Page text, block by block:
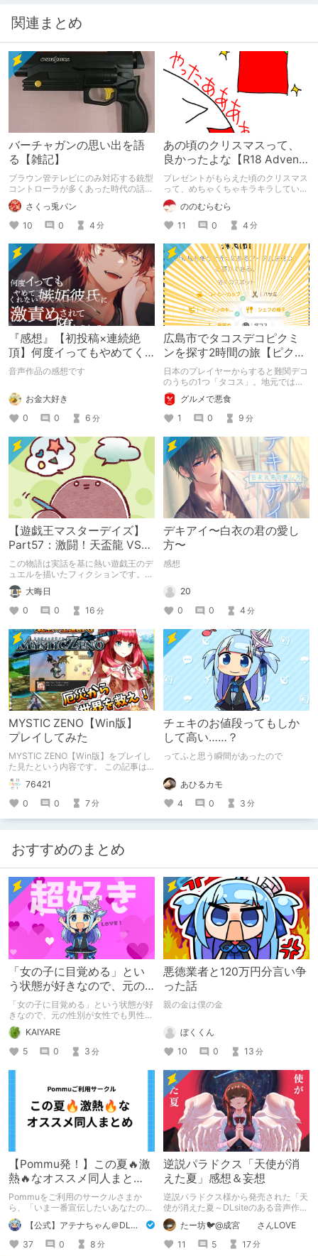
関連まとめ
バーチャガンの思い出を語
る【雑記】
ブラウン管テレビにのみ対応する銃型
コントローラが多くあった時代の話、
セガサターンの「バーチャガン」につ
いての思い出を綴る雑記です。
さくっ兎パン
10
0 4 分
あの頃のクリスマスって、
良かったよな【R18 Advent
Calendar 2024】
プレゼントがもらえた頃のクリスマス
って、めちゃくちゃキラキラしていま
したよね。あの頃のワクワク感を返し
て欲しい。DLチャンネルR18 Advent
Calendar 2024の12/25分の記事で
す。
ののむらむら
11
0 4 分
『感想』【初投稿×連続絶
頂】何度イってもやめてく
れない嫉妬彼氏に激責めさ
音声作品の感想です
お金大好き
0
0 6 分
広島市でタコスデコピクミ
ンを探す2時間の旅【ピクミ
ンブルーム / Pikmin
Bloom】
日本のプレイヤーからすると難関デコ
のうちの1つ「タコス」。地元では見
つけられなかった男が広島で探す旅を
お送りします。ねくすと5月のテーマ
「お出かけの記録」。
グルメで悪食
1
0 9 分
【遊戯王マスターデイズ】
Part57：激闘！天盃龍 VS
千年D【架空デュエル】
この物語は実話を基に熱い遊戯王のデ
ュエルを描いたフィクションです。
（自分用メモ：2025-05-14）
大晦日
0
0 16 分
デキアイ〜白衣の君の愛し
方〜
感想
20
0
0 4 分
MYSTIC ZENO【Win版】
プレイしてみた
MYSTIC ZENO【Win版】をプレイし
た見たという内容です。 この記事は
通常のクリエイターズ記事です。
76421
0
0 7分
チェキのお値段ってもしか
して高い……？
ってふと思う瞬間があったので
あひるカモ
4
0 3 分
おすすめのまとめ
「女の子に目覚める」とい
う状態が好きなので、元の
性別が女性でも男性でも問
題ない話
「女の子に目覚める」という状態が好
きなので、元の性別が女性でも男性で
も問題ない話
KAIYARE
5
0 3 分
悪徳業者と120万円分言い争
った話
親の金は僕の金
ぼくくん
10
0 13 分
【Pommu発！】この夏🔥激
熱🔥なオススメ同人まと
め！ その1
Pommuをご利用のサークルさまか
ら、「いま一番宣伝したいあなたの
DLsite作品」を募りました！ この夏
🔥激熱🔥な作品ばかり！あなたがまだ
出会っていない、運命の作品が見つか
るかも！
【公式】アテナちゃん＠DLチャンネル
37
0 8 分
逆説パラドクス「天使が消
えた夏」感想＆妄想
逆説パラドクス様から発売された「天
使が消えた夏～DLsiteのある音声作品
について～」の感想です。 妄想も多
いです。たー坊🐦@成宮 さんLOVE
11
5 17分